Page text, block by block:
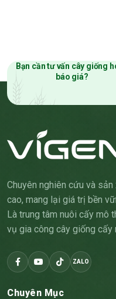
Bạn cần tư vấn cây giống
báo giá?
Chuyên nghiên cứu và
cao, mang lại giá trị bền
Là trung tâm nuôi cấy mô
vụ gia công cây giống cấy
ZALO
Chuyên Mục